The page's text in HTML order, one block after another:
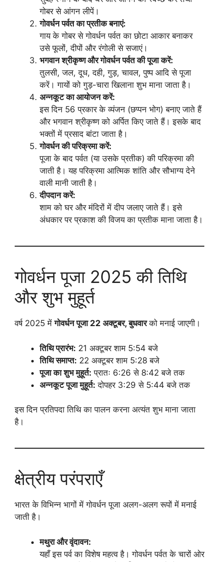
गोबर से आंगन लीपें।
गोवर्धन पर्वत का प्रतीक बनाएं:
गाय के गोबर से गोवर्धन पर्वत का छोटा आकार बनाकर
उसे फूलों, दीपों और रंगोली से सजाएं।
भगवान श्रीकृष्ण और गोवर्धन पर्वत की पूजा करें:
तुलसी, जल, दूध, दही, गुड़, चावल, पुष्प आदि से पूजा
करें। गायों को गुड़-चारा खिलाना शुभ माना जाता है।
अन्नकूट का आयोजन करें:
इस दिन 56 प्रकार के व्यंजन (छप्पन भोग) बनाए जाते हैं
और भगवान श्रीकृष्ण को अर्पित किए जाते हैं। इसके बाद
भक्तों में प्रसाद बांटा जाता है।
गोवर्धन की परिक्रमा करें:
पूजा के बाद पर्वत (या उसके प्रतीक) की परिक्रमा की
जाती है। यह परिक्रमा आत्मिक शांति और सौभाग्य देने
वाली मानी जाती है।
दीपदान करें:
शाम को घर और मंदिरों में दीप जलाए जाते हैं। इसे
अंधकार पर प्रकाश की विजय का प्रतीक माना जाता है।
गोवर्धन पूजा 2025 की तिथि
और शुभ मुहूर्त
वर्ष 2025 मेंगोवर्धन पूजा 22 अक्टूबर, बुधवारको मनाई जाएगी।
तिथि प्रारंभ: 21 अक्टूबर शाम 5:54 बजे
तिथि समाप्त: 22 अक्टूबर शाम 5:28 बजे
पूजा का शुभ मुहूर्त: प्रातः 6:26 से 8:42 बजे तक
अन्नकूट पूजा मुहूर्त: दोपहर 3:29 से 5:44 बजे तक
इस दिन प्रतिपदा तिथि का पालन करना अत्यंत शुभ माना जाता
है।
क्षेत्रीय परंपराएँ
भारत के विभिन्न भागों में गोवर्धन पूजा अलग-अलग रूपों में मनाई
जाती है।
मथुरा और वृंदावन:
यहाँ इस पर्व का विशेष महत्व है। गोवर्धन पर्वत के चारों ओर